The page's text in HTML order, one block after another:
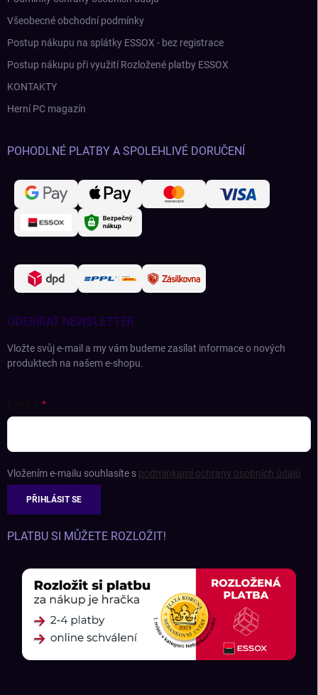
Všeobecné obchodní podmínky
Postup nákupu na splátky ESSOX - bez registrace
Postup nákupu při využití Rozložené platby ESSOX
KONTAKTY
Herní PC magazín
POHODLNÉ PLATBY A SPOLEHLIVÉ DORUČENÍ
ODEBÍRAT NEWSLETTER
Vložte svůj e-mail a my vám budeme zasílat informace o nových
produktech na našem e-shopu.
Vložením e-mailu souhlasíte s podmínkami ochrany osobních údajů
PŘIHLÁSIT SE
PLATBU SI MŮŽETE ROZLOŽIT!